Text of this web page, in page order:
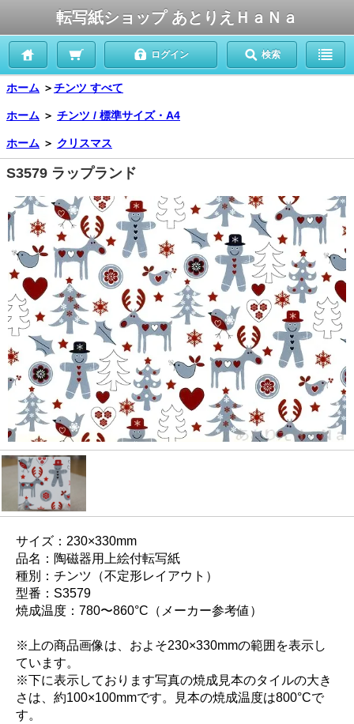
転写紙ショップ あとりえＨａＮａ
ログイン 検索
ホーム ＞チンツ すべて
ホーム ＞ チンツ / 標準サイズ・A4
ホーム ＞ クリスマス
S3579 ラップランド
サイズ：230×330mm
品名：陶磁器用上絵付転写紙
種別：チンツ（不定形レイアウト）
型番：S3579
焼成温度：780〜860°C（メーカー参考値）
※上の商品画像は、およそ230×330mmの範囲を表示し
ています。
※下に表示しております写真の焼成見本のタイルの大き
さは、約100×100mmです。見本の焼成温度は800°Cで
す。